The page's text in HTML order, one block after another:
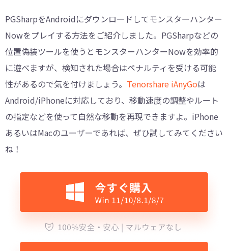
PGSharpをAndroidにダウンロードしてモンスターハンター
Nowをプレイする方法をご紹介しました。PGSharpなどの
位置偽装ツールを使うとモンスターハンターNowを効率的
に遊べますが、検知された場合はペナルティを受ける可能
性があるので気を付けましょう。 Tenorshare iAnyGoは
Android/iPhoneに対応しており、移動速度の調整やルート
の指定などを使って自然な移動を再現できますよ。iPhone
あるいはMacのユーザーであれば、ぜひ試してみてください
ね！